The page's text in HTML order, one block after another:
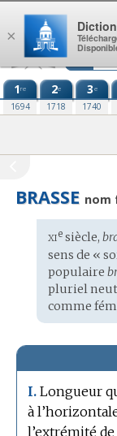
Aller au contenu
1re
1694
2e
1718
3e
1740
BRASSE nom
Étymologie
:
xiesiècle,
sens de «
populaire
pluriel
comme
I. Longueur
à
l’extrémité de
×